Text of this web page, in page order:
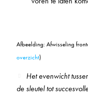
Afbeelding: Afwisseling
overzicht)
Het evenwicht
de sleutel tot